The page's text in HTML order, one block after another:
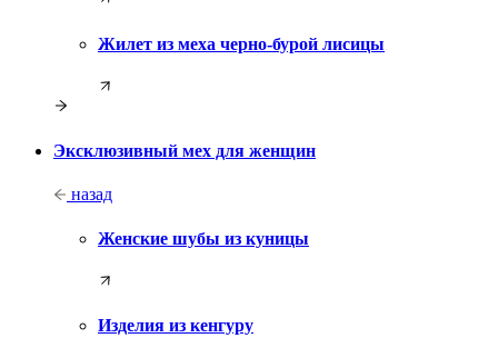
Жилет из меха черно-бурой лисицы
Эксклюзивный мех для женщин
назад
Женские шубы из куницы
Изделия из кенгуру